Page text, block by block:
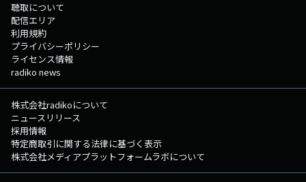
聴取について
配信エリア
利用規約
プライバシーポリシー
ライセンス情報
radiko news
株式会社radikoについて
ニュースリリース
採用情報
特定商取引に関する法律に基づく表示
株式会社メディアプラットフォームラボについて